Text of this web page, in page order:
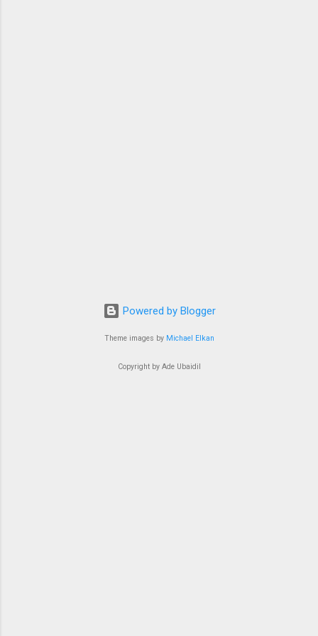
Powered by Blogger
Theme images by Michael Elkan
Copyright by Ade Ubaidil